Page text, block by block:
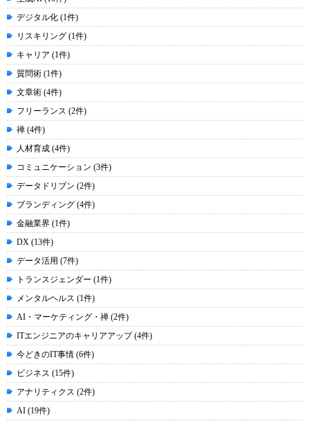
デジタル化 (1件)
リスキリング (1件)
キャリア (1件)
質問術 (1件)
文章術 (4件)
フリーランス (2件)
禅 (4件)
人材育成 (4件)
コミュニケーション (3件)
データドリブン (2件)
ブランディング (4件)
金融業界 (1件)
DX (13件)
データ活用 (7件)
トランスジェンダー (1件)
メンタルヘルス (1件)
AI・マーケティング・禅 (2件)
ITエンジニアのキャリアアップ (4件)
今どきのIT事情 (6件)
ビジネス (15件)
アナリティクス (2件)
AI (19件)